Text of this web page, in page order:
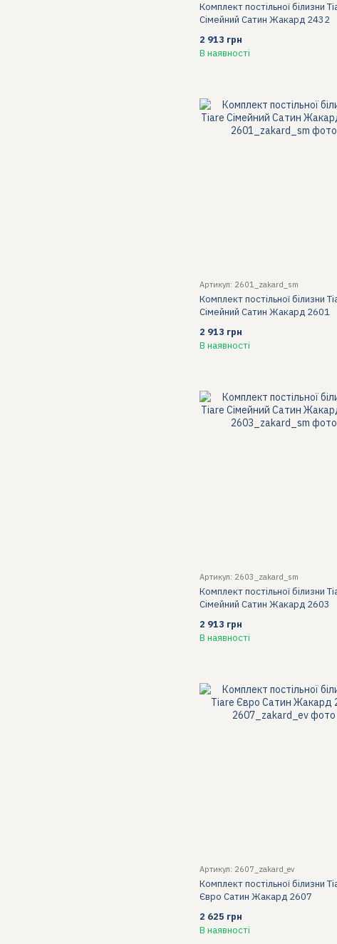
Комплект постільної білизни
Сімейний Сатин Жакард 2432
2 913 грн
В наявності
Артикул: 2601_zakard_sm
Комплект постільної білизни
Сімейний Сатин Жакард 2601
2 913 грн
В наявності
Артикул: 2603_zakard_sm
Комплект постільної білизни
Сімейний Сатин Жакард 2603
2 913 грн
В наявності
Артикул: 2607_zakard_ev
Комплект постільної білизни
Євро Сатин Жакард 2607
2 625 грн
В наявності